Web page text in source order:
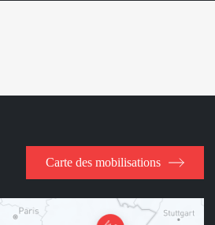
Carte des mobilisations